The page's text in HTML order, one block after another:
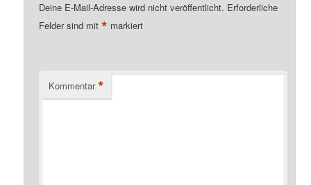
Deine E-Mail-Adresse wird nicht veröffentlicht. Erforderliche
Felder sind mit* markiert
Kommentar *